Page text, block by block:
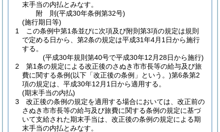
末手当の内払とみなす。
附 則(平成30年条例第32号)
(施行期日等)
1
この条例中第1条並びに次項及び附則第3項の規定は規則
で定める日から、第2条の規定は平成31年4月1日から施行
する。
(平成30年規則第40号で平成30年12月28日から施行)
2
第1条の規定による改正後のさぬき市市長等の給与及び旅
費に関する条例(以下「改正後の条例」という。)第6条第2
項の規定は、平成30年12月1日から適用する。
(期末手当の内払)
3
改正後の条例の規定を適用する場合においては、改正前の
さぬき市市長等の給与及び旅費に関する条例の規定に基づ
いて支給された期末手当は、改正後の条例の規定による期
末手当の内払とみなす。